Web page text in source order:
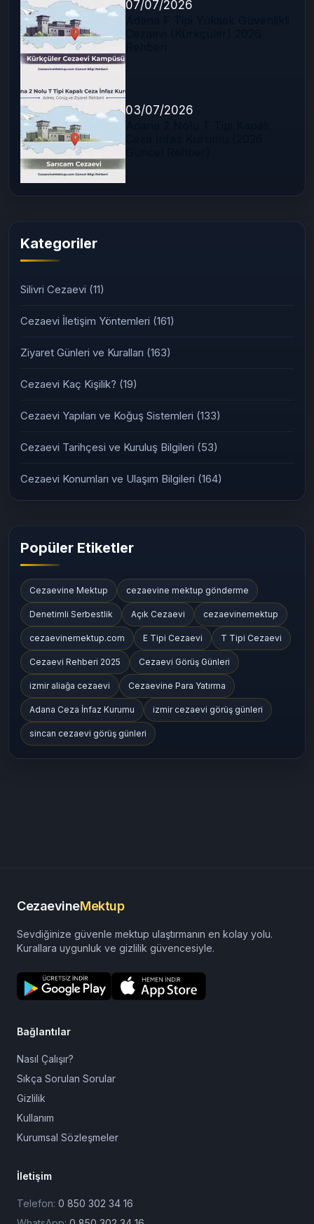
07/07/2026
03/07/2026
Kategoriler
Silivri Cezaevi (11)
Cezaevi İletişim Yöntemleri (161)
Ziyaret Günleri ve Kuralları (163)
Cezaevi Kaç Kişilik? (19)
Cezaevi Yapıları ve Koğuş Sistemleri (133)
Cezaevi Tarihçesi ve Kuruluş Bilgileri (53)
Cezaevi Konumları ve Ulaşım Bilgileri (164)
Popüler Etiketler
Cezaevine Mektup cezaevine mektup gönderme
Denetimli Serbestlik Açık Cezaevi cezaevinemektup
cezaevinemektup.com E Tipi Cezaevi T Tipi Cezaevi
Cezaevi Rehberi 2025 Cezaevi Görüş Günleri
izmir aliağa cezaevi Cezaevine Para Yatırma
Adana Ceza İnfaz Kurumu izmir cezaevi görüş günleri
sincan cezaevi görüş günleri
CezaevineMektup
Sevdiğinize güvenle mektup ulaştırmanın en kolay yolu.
Kurallara uygunluk ve gizlilik güvencesiyle.
Bağlantılar
Nasıl Çalışır?
Sıkça Sorulan Sorular
Gizlilik
Kullanım
Kurumsal Sözleşmeler
İletişim
Telefon: 0 850 302 34 16